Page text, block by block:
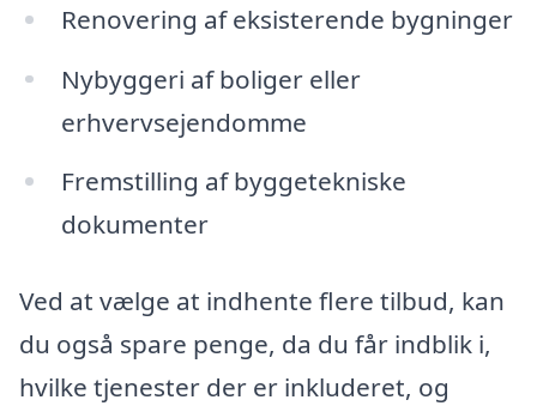
Renovering af eksisterende bygninger
Nybyggeri af boliger eller
erhvervsejendomme
Fremstilling af byggetekniske
dokumenter
Ved at vælge at indhente flere tilbud, kan
du også spare penge, da du får indblik i,
hvilke tjenester der er inkluderet, og